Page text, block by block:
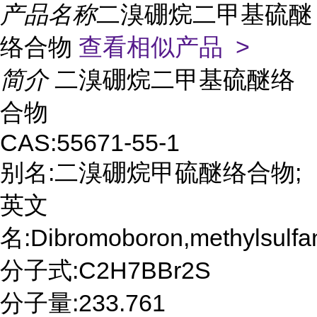
产品名称二溴硼烷二甲基硫醚
络合物 查看相似产品 >
简介 二溴硼烷二甲基硫醚络
合物
CAS:55671-55-1
别名:二溴硼烷甲硫醚络合物;
英文
名
分子式:C2H7BBr2S
分子量:233.761